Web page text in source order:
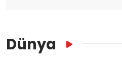
Dünya